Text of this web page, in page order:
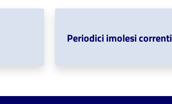
Periodici imolesi correnti